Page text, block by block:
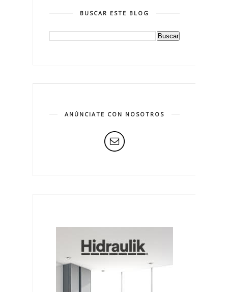
BUSCAR ESTE BLOG
ANÚNCIATE CON NOSOTROS